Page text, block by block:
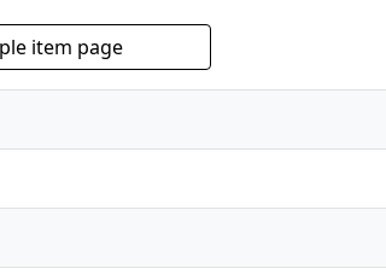
item page